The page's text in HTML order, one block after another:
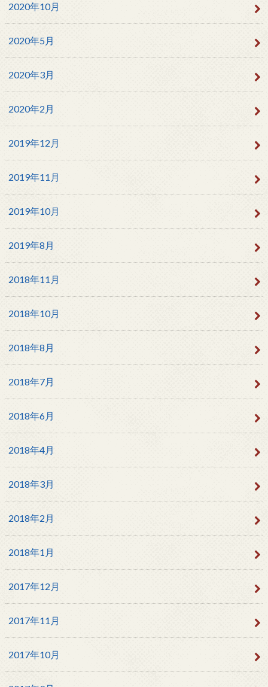
2020年10月
2020年5月
2020年3月
2020年2月
2019年12月
2019年11月
2019年10月
2019年8月
2018年11月
2018年10月
2018年8月
2018年7月
2018年6月
2018年4月
2018年3月
2018年2月
2018年1月
2017年12月
2017年11月
2017年10月